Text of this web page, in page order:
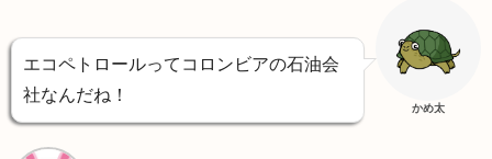
エコペトロールってコロンビアの石油会
社なんだね！
かめ太